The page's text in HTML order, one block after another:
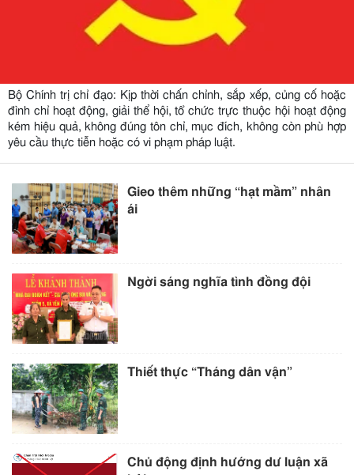
Bộ Chính trị chỉ đạo: Kịp thời chấn chỉnh, sắp xếp, củng cố hoặc
đình chỉ hoạt động, giải thể hội, tổ chức trực thuộc hội hoạt động
kém hiệu quả, không đúng tôn chỉ, mục đích, không còn phù hợp
yêu cầu thực tiễn hoặc có vi phạm pháp luật.
Gieo thêm những “hạt mầm” nhân
ái
Ngời sáng nghĩa tình đồng đội
Thiết thực “Tháng dân vận”
Chủ động định hướng dư luận xã